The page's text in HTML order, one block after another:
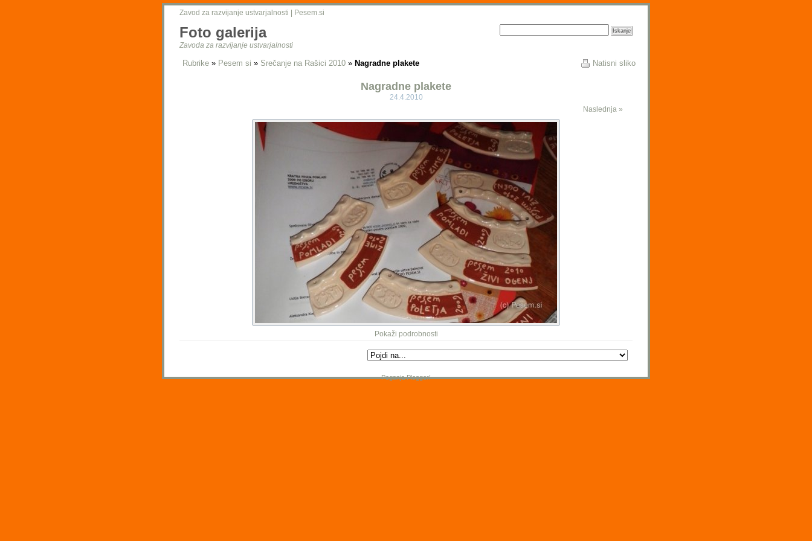
Zavod za razvijanje ustvarjalnosti Pesem.si
Foto galerija
Zavoda za razvijanje ustvarjalnosti
Natisni sliko
Rubrike » Pesem si » Srečanje na Rašici 2010 » Nagradne plakete
Nagradne plakete
24.4.2010
Naslednja »
Pokaži podrobnosti
Poganja Plogger!